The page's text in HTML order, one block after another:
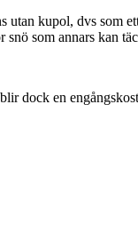
utan kupol, dvs som
som annars kan
dock en